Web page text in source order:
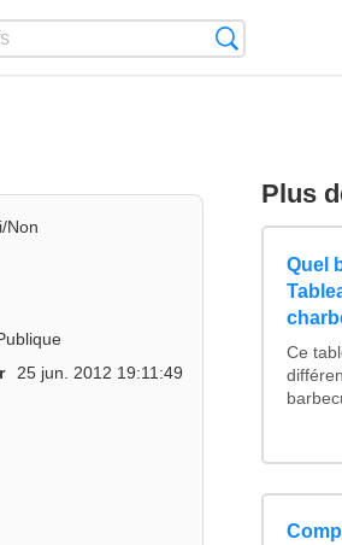
Non
25 jun. 2012 19:11:49
Plus
Quel
Ce